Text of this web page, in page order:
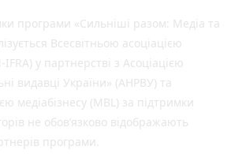
програми «Сильніші разом: Медіа та
Всесвітньою асоціацією
у партнерстві з Асоціацією
видавці України» (АНРВУ) та
медіабізнесу (MBL) за підтримки
не обов’язково відображають
програми.